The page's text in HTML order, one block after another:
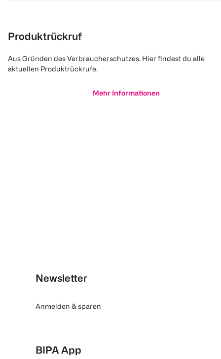
Produktrückruf
Aus Gründen des Verbraucherschutzes. Hier findest du alle
aktuellen Produktrückrufe.
Mehr Informationen
Newsletter
Anmelden & sparen
BIPA App